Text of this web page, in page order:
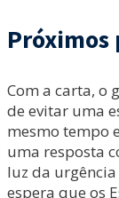
Próximos
Com a carta, o
de evitar uma
mesmo tempo
uma resposta
luz da
espera que os